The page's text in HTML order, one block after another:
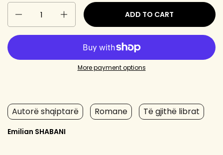
ADD TO CART
More payment options
Autorë shqiptarë Romane Të gjithë librat
Emilian SHABANI